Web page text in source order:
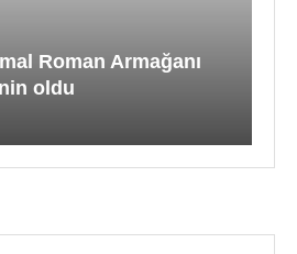
Roman Armağanı
oldu